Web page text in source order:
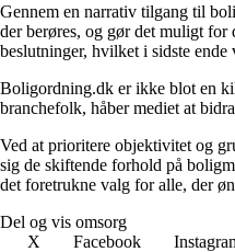
Gennem en narrativ tilgang til
der berøres, og gør det muligt for
beslutninger, hvilket i sidste ende
Boligordning.dk er ikke blot en
branchefolk, håber mediet at
Ved at prioritere objektivitet og
sig de skiftende forhold på
det foretrukne valg for alle, der
Del og vis omsorg
X
Facebook